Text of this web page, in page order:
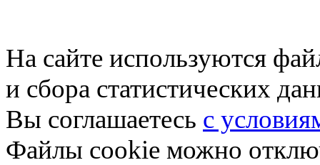
На сайте используются
и сбора статистических
Вы соглашаетесь с
Файлы cookie можно